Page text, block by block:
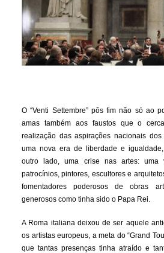
O “Venti Settembre” pôs fim não só ao
amas também aos faustos que o
realização das aspirações nacionais
uma nova era de liberdade e
outro lado, uma crise nas artes: uma
patrocínios, pintores, escultores e
fomentadores poderosos de obras
generosos como tinha sido o Papa Rei.
A Roma italiana deixou de ser aquele
os artistas europeus, a meta do “Grand
que tantas presenças tinha atraído e